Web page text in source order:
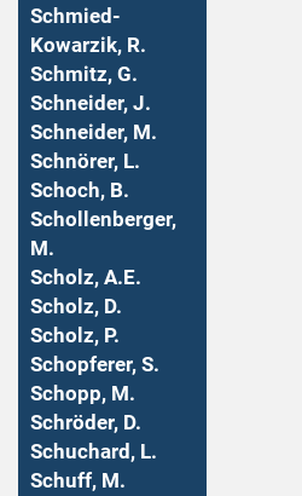
Schmied-
Kowarzik, R.
Schmitz, G.
Schneider, J.
Schneider, M.
Schnörer, L.
Schoch, B.
Schollenberger,
M.
Scholz, A.E.
Scholz, D.
Scholz, P.
Schopferer, S.
Schopp, M.
Schröder, D.
Schuchard, L.
Schuff, M.